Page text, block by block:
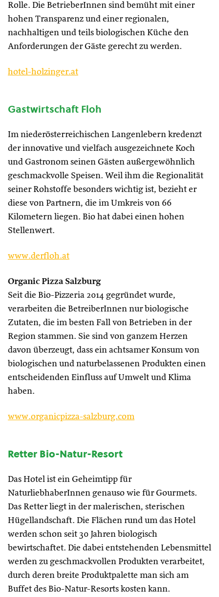
Rolle. Die BetrieberInnen sind bemüht mit einer
hohen Transparenz und einer regionalen,
nachhaltigen und teils biologischen Küche den
Anforderungen der Gäste gerecht zu werden.
hotel-holzinger.at
Gastwirtschaft Floh
Im niederösterreichischen Langenlebern kredenzt
der innovative und vielfach ausgezeichnete Koch
und Gastronom seinen Gästen außergewöhnlich
geschmackvolle Speisen. Weil ihm die Regionalität
seiner Rohstoffe besonders wichtig ist, bezieht er
diese von Partnern, die im Umkreis von 66
Kilometern liegen. Bio hat dabei einen hohen
Stellenwert.
www.derfloh.at
Organic Pizza Salzburg
Seit die Bio-Pizzeria 2014 gegründet wurde,
verarbeiten die BetreiberInnen nur biologische
Zutaten, die im besten Fall von Betrieben in der
Region stammen. Sie sind von ganzem Herzen
davon überzeugt, dass ein achtsamer Konsum von
biologischen und naturbelassenen Produkten einen
entscheidenden Einfluss auf Umwelt und Klima
haben.
www.organicpizza-salzburg.com
Retter Bio-Natur-Resort
Das Hotel ist ein Geheimtipp für
NaturliebhaberInnen genauso wie für Gourmets.
Das Retter liegt in der malerischen, sterischen
Hügellandschaft. Die Flächen rund um das Hotel
werden schon seit 30 Jahren biologisch
bewirtschaftet. Die dabei entstehenden Lebensmittel
werden zu geschmackvollen Produkten verarbeitet,
durch deren breite Produktpalette man sich am
Buffet des Bio-Natur-Resorts kosten kann.